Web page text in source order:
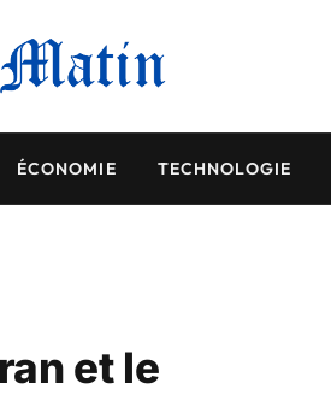
ÉCONOMIE TECHNOLOGIE
et le